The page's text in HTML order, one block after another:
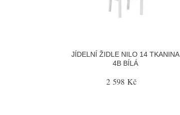
JÍDELNÍ ŽIDLE NILO 14 TKANINA
4B BÍLÁ
2 598 Kč